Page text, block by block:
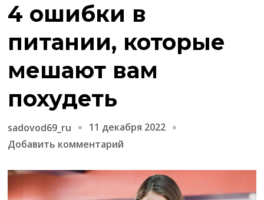
4 ошибки в
питании, которые
мешают вам
похудеть
sadovod69_ru
11 декабря 2022
Добавить комментарий
ошибки